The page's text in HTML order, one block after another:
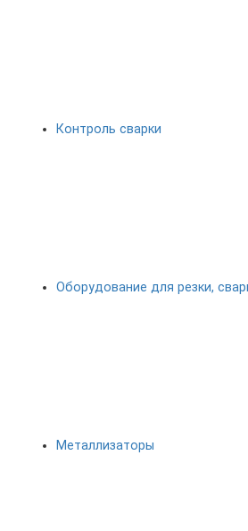
Контроль сварки
Оборудование для резки,
Металлизаторы